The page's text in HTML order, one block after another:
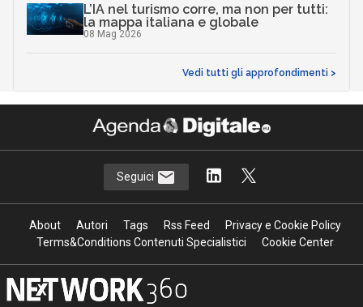
L’IA nel turismo corre, ma non per tutti:
la mappa italiana e globale
08 Mag 2026
Vedi tutti gli approfondimenti >
Seguici
About Autori Tags Rss Feed
Privacy e Cookie Policy
Terms&Conditions Contenuti Specialistici
Cookie Center